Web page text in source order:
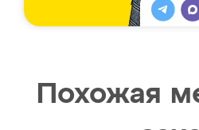
Похожая